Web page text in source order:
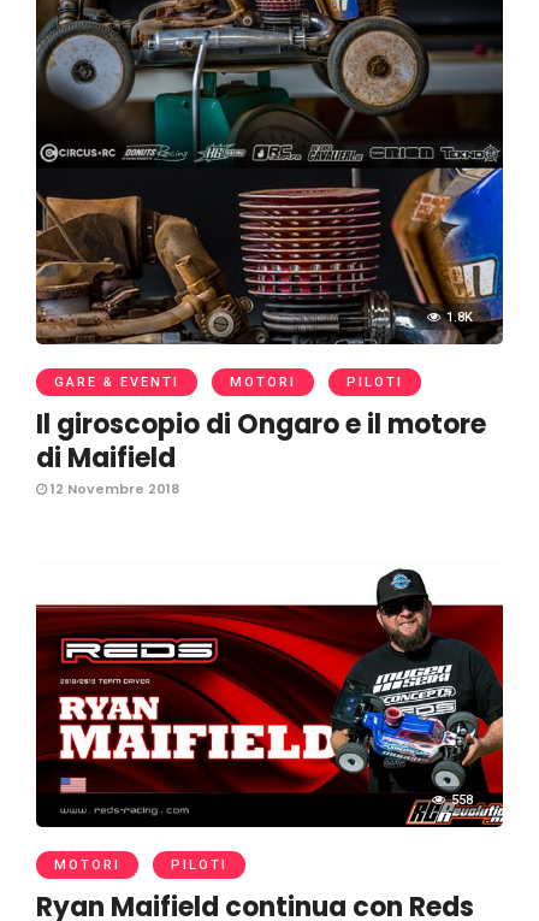
1.8K
GARE & EVENTI MOTORI PILOTI
Il giroscopio di Ongaro e il motore
di Maifield
12 Novembre 2018
558
MOTORI PILOTI
Ryan Maifield continua con Reds